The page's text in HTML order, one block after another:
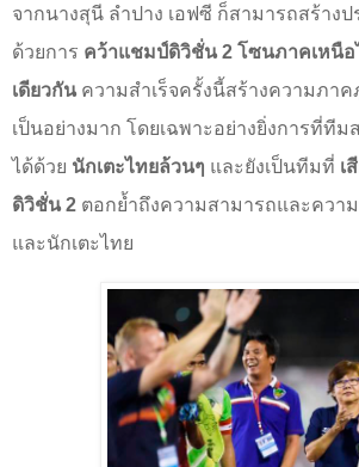
จากนางสุนี ลำปาง เอฟซี ก็สามารถสร้าง
ด้วยการ คว้าแชมป์ดิวิชั่น2 โซนภาคเหนือ
เดียวกันความสำเร็จครั้งนี้สร้างความภา
เป็นอย่างมาก โดยเฉพาะอย่างยิ่งการที่ที
ได้ด้วย นักเตะไทยล้วนๆ และยังเป็นทีมที่ เ
ดิวิชั่น2 ตอกย้ำถึงความสามารถและควา
และนักเตะไทย